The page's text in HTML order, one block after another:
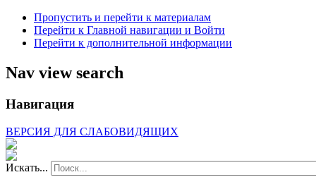
Пропустить и перейти к материалам
Перейти к Главной навигации и Войти
Перейти к дополнительной информации
Nav view search
Навигация
ВЕРСИЯ ДЛЯ СЛАБОВИДЯЩИХ
Искать...